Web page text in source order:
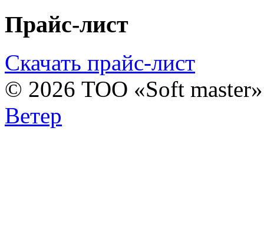
Прайс-лист
Скачать прайс-лист
© 2026 ТОО «Soft
Ветер